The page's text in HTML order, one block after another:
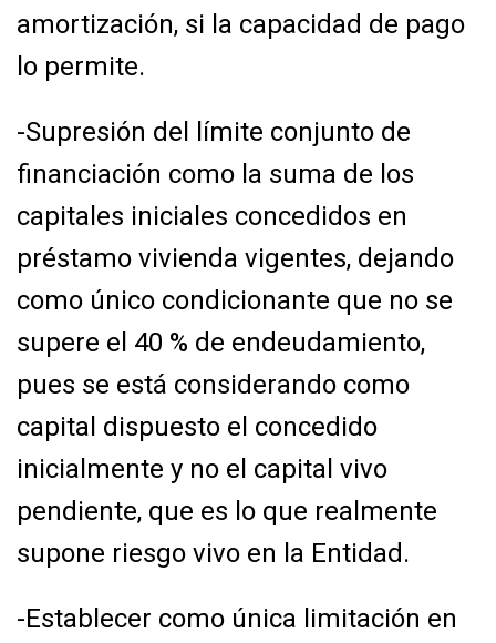
amortización, si la capacidad de pago
lo permite.
-Supresión del límite conjunto de
financiación como la suma de los
capitales iniciales concedidos en
préstamo vivienda vigentes, dejando
como único condicionante que no se
supere el 40 % de endeudamiento,
pues se está considerando como
capital dispuesto el concedido
inicialmente y no el capital vivo
pendiente, que es lo que realmente
supone riesgo vivo en la Entidad.
-Establecer como única limitación en